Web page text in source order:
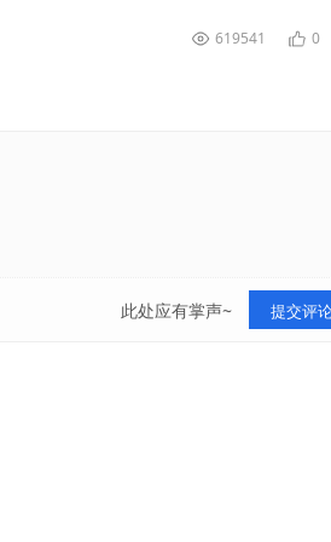
619541 0
此处应有掌声~ 提交评